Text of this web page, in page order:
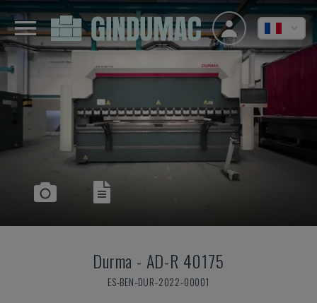
Durma - AD-R 40175
ES-BEN-DUR-2022-00001